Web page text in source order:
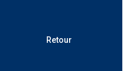
Retour